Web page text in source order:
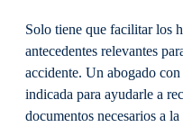
Solo tiene que facilitar los
antecedentes relevantes
accidente. Un abogado
indicada para ayudarle a
documentos necesarios a